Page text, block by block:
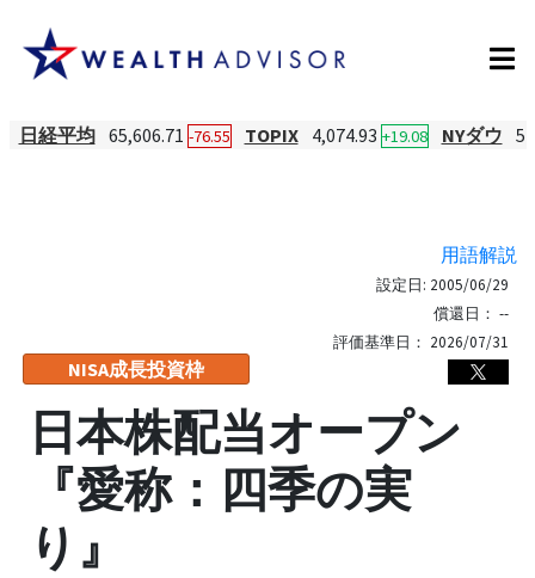
日経平均 65,606.71 -76.55 TOPIX 4,074.93 +19.08 NYダウ
用語解説
NISA成長投資枠
設定日: 2005/06/29
償還日： --
評価基準日： 2026/07/31
日本株配当オープン
『愛称：四季の実
り』